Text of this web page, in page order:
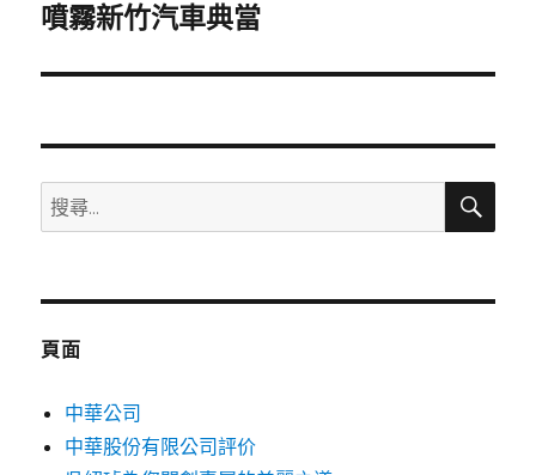
一
文
噴霧新竹汽車典當
搜
尋
鍵
搜
頁面
中華公司
中華股份有限公司評价